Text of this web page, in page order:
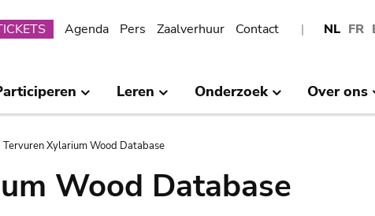
NL FR
Agenda Pers Zaalverhuur Contact
Leren Onderzoek Over ons
Tervuren Xylarium Wood Database
Wood Database